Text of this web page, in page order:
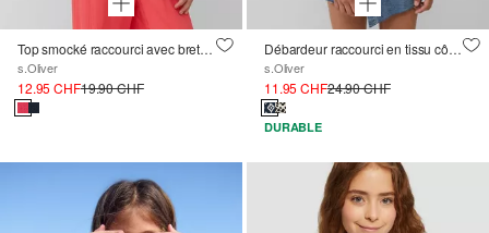
Top smocké raccourci avec bretelles amovibles
s.Oliver
12.95 CHF19.90 CHF
Débardeur raccourci en tissu côtelé, coupe slim
s.Oliver
11.95 CHF24.90 CHF
DURABLE